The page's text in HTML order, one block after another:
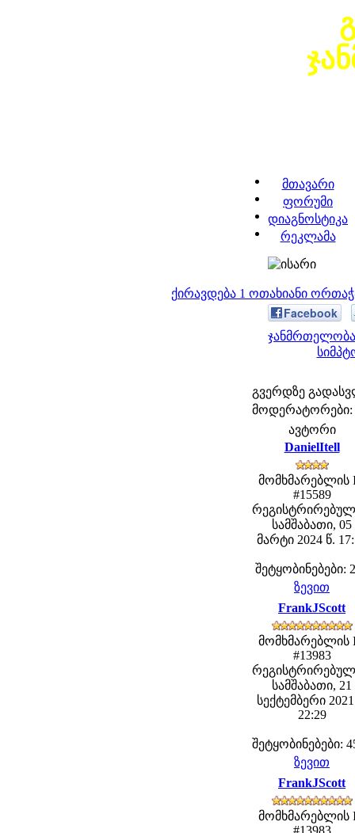
მთავარი
ფორუმი
დიაგნოსტიკა
რეკლამა
ქირავდება 1 ოთახიანი
Facebook
გვერდზე
მოდერატორები:
ავტორი
DanielItell
მომხმარებლის
#15589
სამშაბათი, 05
მარტი 2024 წ.
შეტყობინებები:
ზევით
FrankJScott
მომხმარებლის
#13983
სამშაბათი, 21
სექტემბერი
22:29
შეტყობინებები:
ზევით
FrankJScott
მომხმარებლის
#13983